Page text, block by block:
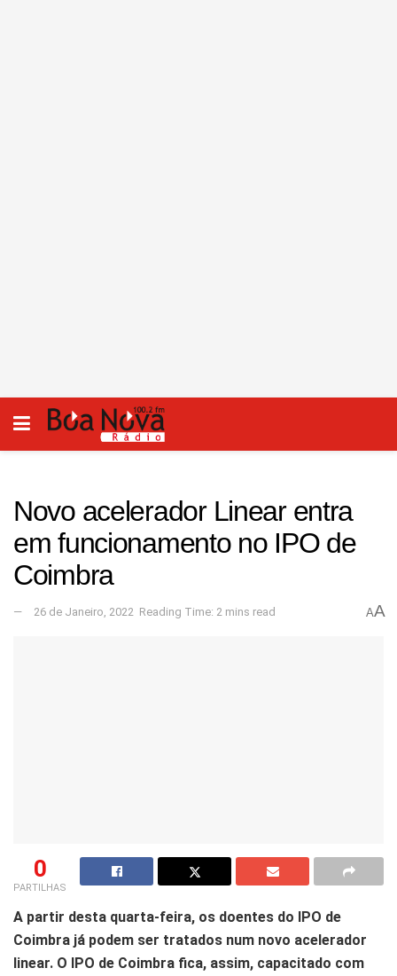
Novo acelerador Linear entra
em funcionamento no IPO de
Coimbra
26 de Janeiro, 2022 Reading Time: 2 mins read AA
0
PARTILHAS
A partir desta quarta-feira, os doentes do IPO de
Coimbra já podem ser tratados num novo acelerador
linear. O IPO de Coimbra fica, assim, capacitado com